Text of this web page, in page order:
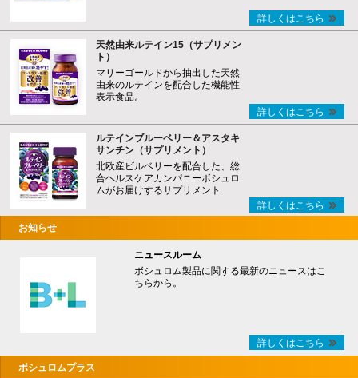
詳しくはこちら
天然由来ルテイン15（サプリメン
ト）
マリーゴールドから抽出した天然
由来のルテインを配合した機能性
表示食品。
詳しくはこちら
ルテインブルーベリー＆アスタキ
サンチン（サプリメント）
北欧産ビルベリーを配合した、総
合ヘルスケアカンパニーボシュロ
ムがお届けするサプリメント
詳しくはこちら
お知らせ
ニュースルーム
ボシュロム製品に関する最新のニュースはこ
ちらから。
詳しくはこちら
ボシュロムプラス